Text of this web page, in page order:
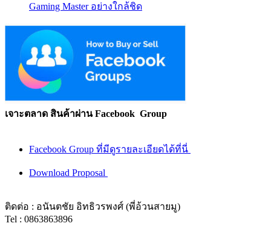
Gaming Master อย่างใกล้ชิด
เจาะตลาด สินค้าผ่าน Facebook Group
Facebook Group ที่มีดูรายละเอียดได้ที่นี่
Download Proposal
ติดต่อ : อนันตชัย อิทธิวรพงศ์ (พี่อ้วนสายมู)
Tel : 0863863896